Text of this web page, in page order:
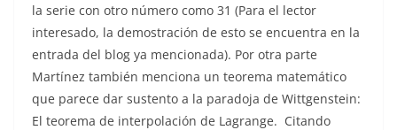
la serie con otro número como 31 (Para el lector
interesado, la demostración de esto se encuentra en la
entrada del blog ya mencionada). Por otra parte
Martínez también menciona un teorema matemático
que parece dar sustento a la paradoja de Wittgenstein:
El teorema de interpolación de Lagrange. Citando